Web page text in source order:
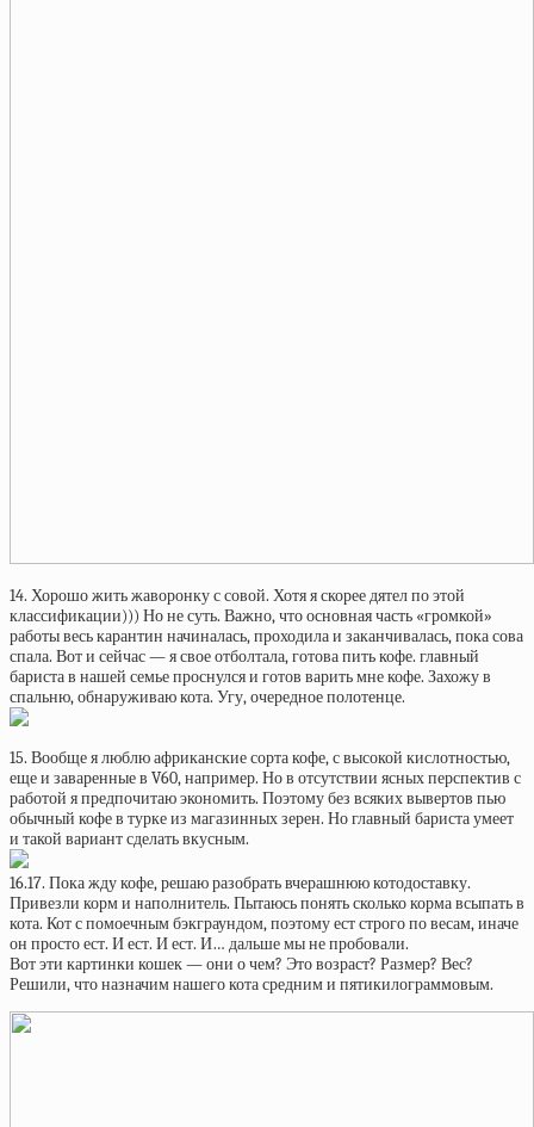
14. Хорошо жить жаворонку с совой. Хотя я скорее дятел по этой
классификации))) Но не суть. Важно, что основная часть «громкой»
работы весь карантин начиналась, проходила и заканчивалась, пока сова
спала. Вот и сейчас — я свое отболтала, готова пить кофе. главный
бариста в нашей семье проснулся и готов варить мне кофе. Захожу в
спальню, обнаруживаю кота. Угу, очередное полотенце.
15. Вообще я люблю африканские сорта кофе, с высокой кислотностью,
еще и заваренные в V60, например. Но в отсутствии ясных перспектив с
работой я предпочитаю экономить. Поэтому без всяких вывертов пью
обычный кофе в турке из магазинных зерен. Но главный бариста умеет
и такой вариант сделать вкусным.
16.17. Пока жду кофе, решаю разобрать вчерашнюю котодоставку.
Привезли корм и наполнитель. Пытаюсь понять сколько корма всыпать в
кота. Кот с помоечным бэкграундом, поэтому ест строго по весам, иначе
он просто ест. И ест. И ест. И… дальше мы не пробовали.
Вот эти картинки кошек — они о чем? Это возраст? Размер? Вес?
Решили, что назначим нашего кота средним и пятикилограммовым.